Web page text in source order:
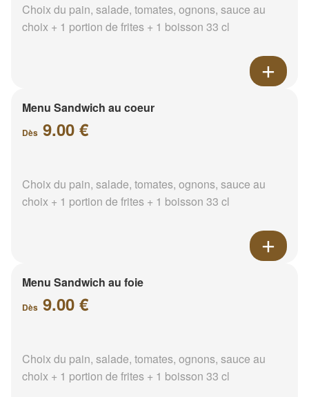
Choix du pain, salade, tomates, ognons, sauce au
choix + 1 portion de frites + 1 boisson 33 cl
Menu Sandwich au coeur
Dès 9.00 €
Choix du pain, salade, tomates, ognons, sauce au
choix + 1 portion de frites + 1 boisson 33 cl
Menu Sandwich au foie
Dès 9.00 €
Choix du pain, salade, tomates, ognons, sauce au
choix + 1 portion de frites + 1 boisson 33 cl